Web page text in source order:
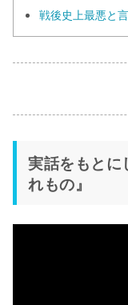
戦後史上最悪と
実話をもとに
れもの』